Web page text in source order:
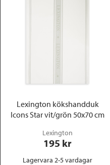
Lexington kökshandduk
Icons Star vit/grön 50x70 cm
Lexington
195 kr
Lagervara 2-5 vardagar